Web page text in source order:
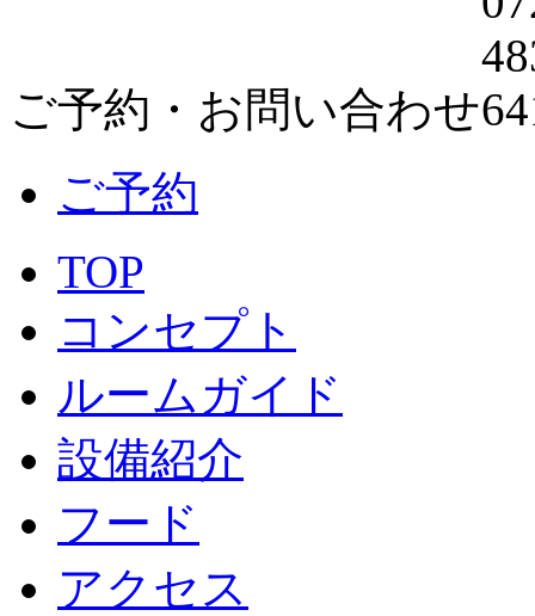
ご予約・お問い合わせ
ご予約
TOP
コンセプト
ルームガイド
設備紹介
フード
アクセス